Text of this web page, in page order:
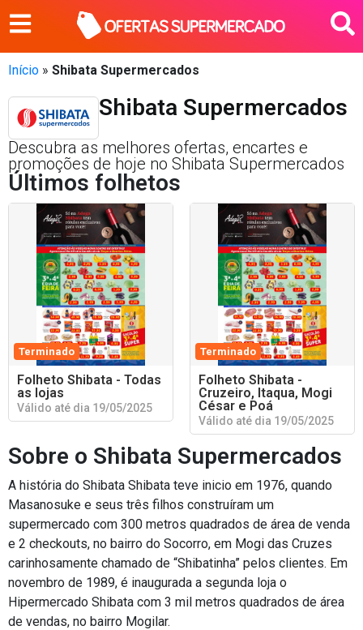
Início » Shibata Supermercados
Shibata Supermercados
Descubra as melhores ofertas, encartes e
promoções de hoje no Shibata Supermercados
Últimos folhetos
Terminado
Folheto Shibata - Todas
as lojas
Válido até dia 19/05/2025
Terminado
Folheto Shibata -
Cruzeiro, Itaqua, Mogi
César e Poá
Válido até dia 19/05/2025
Sobre o Shibata Supermercados
A história do Shibata Shibata teve inicio em 1976, quando
Masanosuke e seus três filhos construíram um
supermercado com 300 metros quadrados de área de venda
e 2 checkouts, no bairro do Socorro, em Mogi das Cruzes
carinhosamente chamado de “Shibatinha” pelos clientes. Em
novembro de 1989, é inaugurada a segunda loja o
Hipermercado Shibata com 3 mil metros quadrados de área
de vendas, no bairro Mogilar.